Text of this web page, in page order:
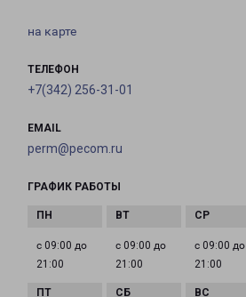
на карте
ТЕЛЕФОН
+7(342) 256-31-01
EMAIL
perm@pecom.ru
ГРАФИК РАБОТЫ
с 09:00 до
21:00
с 09:00 до
21:00
с 09:00 до
21:00